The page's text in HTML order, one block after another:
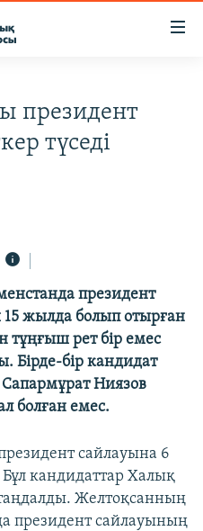
президент
түседі
президент
15 жылда болып отырған
тұңғыш рет бір емес
Бірде-бір кандидат
Ниязов
болған емес.
сайлауына 6
Бұл кандидаттар Халық
Желтоқсанның
президент сайлауының